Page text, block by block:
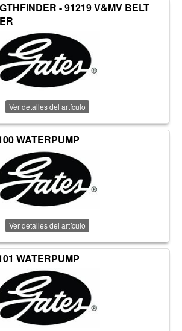
- 91219 V&MV BELT
Ver detalles del artículo
WATERPUMP
Ver detalles del artículo
WATERPUMP